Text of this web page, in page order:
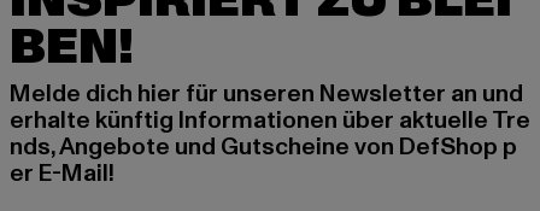
BEN!
Melde dich hier für unseren Newsletter an und
erhalte künftig Informationen über aktuelle Tre
nds, Angebote und Gutscheine von DefShop p
er E-Mail!